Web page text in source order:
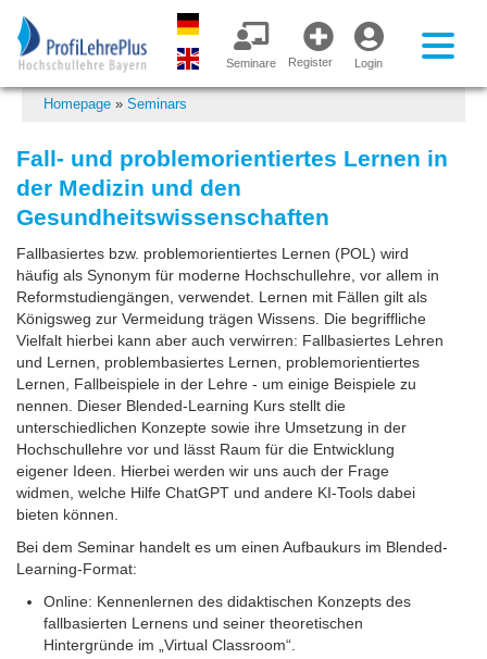
Login
Register
Seminare
Homepage » Seminars
Fall- und problemorientiertes Lernen in
der Medizin und den
Gesundheitswissenschaften
Fallbasiertes bzw. problemorientiertes Lernen (POL) wird
häufig als Synonym für moderne Hochschullehre, vor allem in
Reformstudiengängen, verwendet. Lernen mit Fällen gilt als
Königsweg zur Vermeidung trägen Wissens. Die begriffliche
Vielfalt hierbei kann aber auch verwirren: Fallbasiertes Lehren
und Lernen, problembasiertes Lernen, problemorientiertes
Lernen, Fallbeispiele in der Lehre - um einige Beispiele zu
nennen. Dieser Blended-Learning Kurs stellt die
unterschiedlichen Konzepte sowie ihre Umsetzung in der
Hochschullehre vor und lässt Raum für die Entwicklung
eigener Ideen. Hierbei werden wir uns auch der Frage
widmen, welche Hilfe ChatGPT und andere KI-Tools dabei
bieten können.
Bei dem Seminar handelt es um einen Aufbaukurs im Blended-
Learning-Format:
Online: Kennenlernen des didaktischen Konzepts des
fallbasierten Lernens und seiner theoretischen
Hintergründe im „Virtual Classroom“.